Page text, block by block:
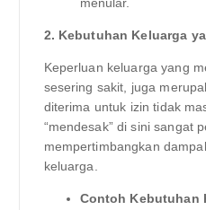
2. Kebutuhan Keluarga
Keperluan keluarga yang
sesering sakit, juga
diterima untuk izin tidak
“mendesak” di sini sangat
mempertimbangkan
keluarga.
Contoh Kebutuhan